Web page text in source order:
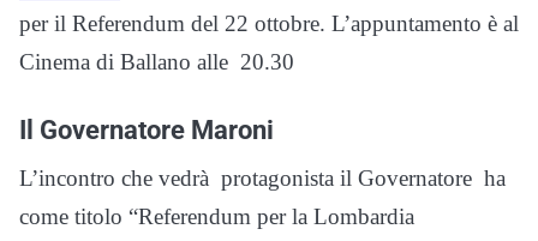
per il Referendum del 22 ottobre. L’appuntamento è al
Cinema di Ballano alle 20.30
Il Governatore Maroni
L’incontro che vedrà protagonista il Governatore ha
come titolo “Referendum per la Lombardia